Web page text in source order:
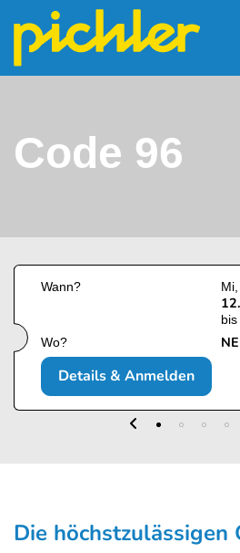
A - Scheine + Code 111
B - Scheine
Kursorte
Neufelden
Service
Kontakt
Code 96
Wann? Mi
bis
Wo?
Details & Anmelden
Die